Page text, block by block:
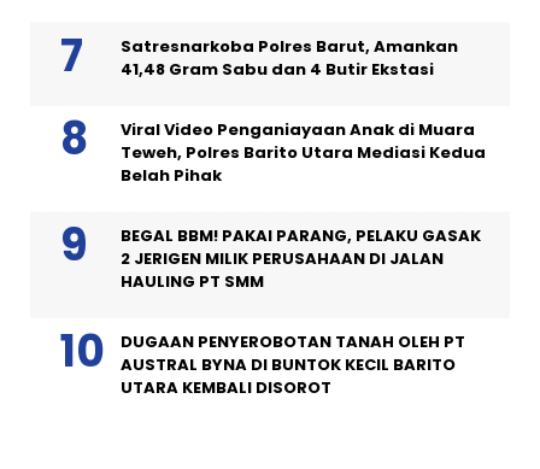
Satresnarkoba Polres Barut, Amankan
41,48 Gram Sabu dan 4 Butir Ekstasi
Viral Video Penganiayaan Anak di Muara
Teweh, Polres Barito Utara Mediasi Kedua
Belah Pihak
BEGAL BBM! PAKAI PARANG, PELAKU GASAK
2 JERIGEN MILIK PERUSAHAAN DI JALAN
HAULING PT SMM
DUGAAN PENYEROBOTAN TANAH OLEH PT
AUSTRAL BYNA DI BUNTOK KECIL BARITO
UTARA KEMBALI DISOROT